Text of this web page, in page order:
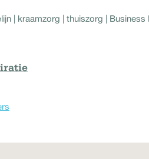
| kraamzorg | thuiszorg |